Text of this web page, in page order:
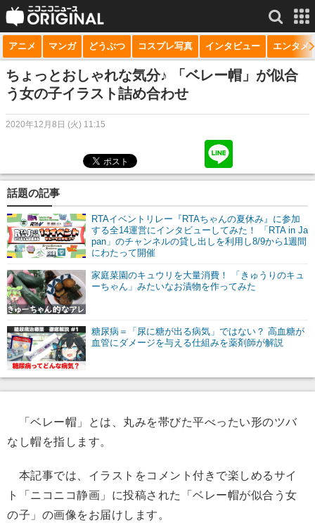
サービス一覧 もっと見る
niconico
動画
生放送
チャンネル
マンガ
ニコニコQ
アニメ マンガ どうぶつ コスプレ写真 インタビュー エンタメ
ちょっとおしゃれな気分♪ 「ベレー帽」が似合
う女の子イラスト詰め合わせ
2020年12月8日 (火) 11:15
話題の記事
RTAイベントリレー『RTAちゃんの夏休み』に参加
する全14運営にインタビューしてみた！ 「RTA in Ja
pan」のチャンネルの貸し出しを利用し8/9から1週間
にわたって開催
家庭菜園のキュウリを大量消費！ 「きゅうりのキュ
ーちゃん」みたいなお漬物を作ってみた
糖尿病＝「尿に糖が出る病気」ではない？ 高血糖が
血管にダメージを与える仕組みを薬剤師が解説
「ベレー帽」とは、丸みを帯びた平べったい形のツバ
なし帽を指します。
本記事では、イラストをコメント付きで楽しめるサイ
ト「ニコニコ静画」に投稿された「ベレー帽が似合う女
の子」の画像をお届けします。